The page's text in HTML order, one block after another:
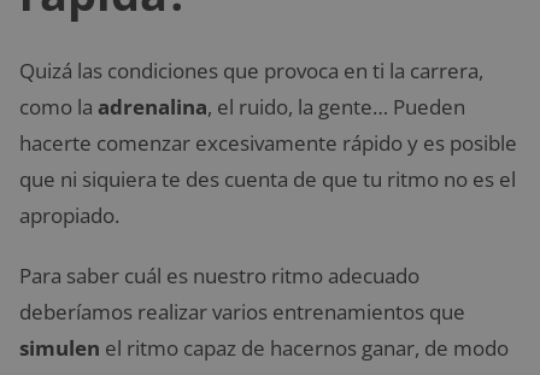
Quizá las condiciones que provoca en ti la carrera,
como la adrenalina, el ruido, la gente… Pueden
hacerte comenzar excesivamente rápido y es posible
que ni siquiera te des cuenta de que tu ritmo no es el
apropiado.
Para saber cuál es nuestro ritmo adecuado
deberíamos realizar varios entrenamientos que
simulen el ritmo capaz de hacernos ganar, de modo